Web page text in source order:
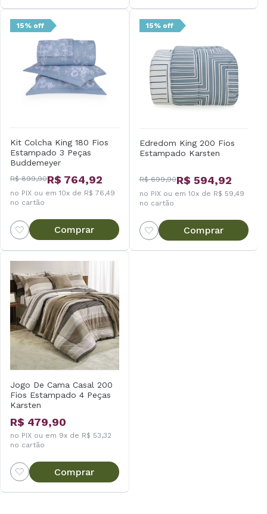
15% off
Kit Colcha King 180 Fios
Estampado 3 Peças
Buddemeyer
R$ 899,90R$ 764,92
no PIX ou em 10x de R$ 76,49
no cartão
Comprar
15% off
Edredom King 200 Fios
Estampado Karsten
R$ 699,90R$ 594,92
no PIX ou em 10x de R$ 59,49
no cartão
Comprar
Jogo De Cama Casal 200
Fios Estampado 4 Peças
Karsten
R$ 479,90
no PIX ou em 9x de R$ 53,32
no cartão
Comprar